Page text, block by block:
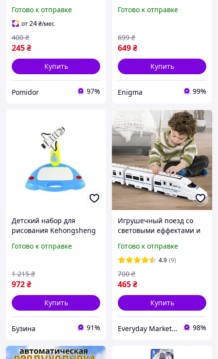
для барбекю,гриля и
мангала Туристическая
PR
Готово к отправке
от24₴/мес
245₴
400 ₴
Купить
Pomidor 97%
от 3 лет на батарейках
Готово к отправке
649₴
699 ₴
Купить
Enigma 99%
Детский набор для
рисования Kehongsheng
Ракета, на батарейках,
голубой
Готово к отправке
972₴
1 215 ₴
Купить
Бузина 91%
Игрушечный поезд со
световыми еффектами и
на батарейках для детей
от 3 лет
Готово к отправке
4.9 (9)
465₴
700 ₴
Купить
Everyday Market 0965612251 98%